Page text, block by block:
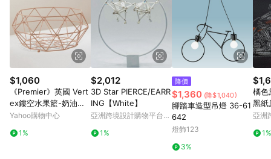
運費，攤位費等不具贈點資格。 9. LINE 購物站上之商品規格、
顏色、價位、贈品如與 Pinkoi 商品資訊頁及購物車不符，以
Pinkoi 購物商品資訊頁及購物車標示為準。 10. 點數紅包使用規
則請以點數紅包活動說明為準。 11. 若於 LINE 購物前往 Pinkoi
頁面後才首次下載 Pinkoi APP 並完成訂單，不符合導購資格；承
上，首次下載 Pinkoi APP 後，需透過 LINE 購物前往 Pinkoi 頁
面，方享導購資格。
$1,060
《Premier》英國 Vert
ex鏤空水果籃-奶油粉-
- 水果盤 水果籃
Yahoo購物中心
1%
$2,012
3D Star PIERCE/EARR
ING【White】
亞洲跨境設計購物平台
1%
降價
$1,360 (降$1,040)
腳踏車造型吊燈 36-61
642
燈飾123
3%
橘色
黑紙
亞洲
1%